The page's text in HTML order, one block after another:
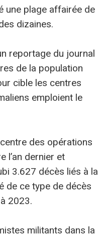
une plage affairée de
dizaines.
reportage du journal
de la population
cible les centres
emploient le
des opérations
l’an dernier et
3.627 décès liés à la
de ce type de décès
2023.
militants dans la